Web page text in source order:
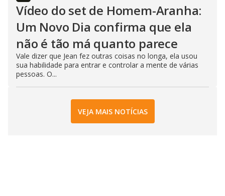
Vídeo do set de Homem-Aranha:
Um Novo Dia confirma que ela
não é tão má quanto parece
Vale dizer que Jean fez outras coisas no longa, ela usou
sua habilidade para entrar e controlar a mente de várias
pessoas. O...
VEJA MAIS NOTÍCIAS